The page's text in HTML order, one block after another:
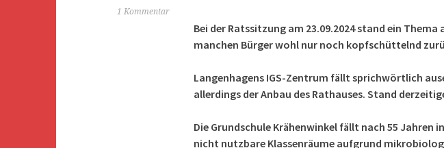
1 Kommentar
Bei der Ratssitzung am 23.09.2024 stand ein
manchen Bürger wohl nur noch kopfschüttelnd
Langenhagens IGS-Zentrum fällt sprichwörtlich
allerdings der Anbau des Rathauses. Stand
Die Grundschule Krähenwinkel fällt nach 55 Jahren
nicht nutzbare Klassenräume aufgrund